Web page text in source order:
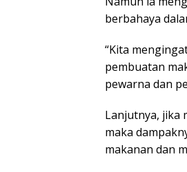
berbahaya
“Kita
pembuatan
pewarna dan
Lanjutnya, jika
maka
makanan dan